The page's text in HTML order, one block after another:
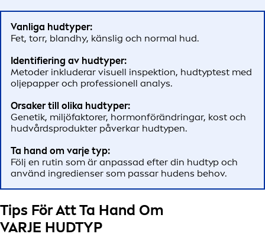
Vanliga hudtyper:
Fet, torr, blandhy, känslig och normal hud.
Identifiering av hudtyper:
Metoder inkluderar visuell inspektion, hudtyptest med
oljepapper och professionell analys.
Orsaker till olika hudtyper:
Genetik, miljöfaktorer, hormonförändringar, kost och
hudvårdsprodukter påverkar hudtypen.
Ta hand om varje typ:
Följ en rutin som är anpassad efter din hudtyp och
använd ingredienser som passar hudens behov.
Tips För Att Ta Hand Om
VARJE HUDTYP